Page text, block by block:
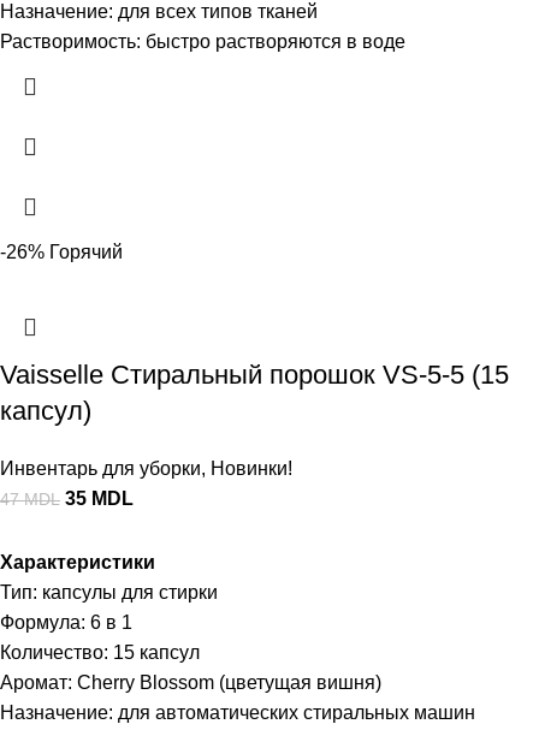
Назначение: для всех типов тканей
Растворимость: быстро растворяются в воде
-26% Горячий
Vaisselle Стиральный порошок VS-5-5 (15
капсул)
Инвентарь для уборки, Новинки!
47MDL 35 MDL
Характеристики
Тип: капсулы для стирки
Формула: 6 в 1
Количество: 15 капсул
Аромат: Cherry Blossom (цветущая вишня)
Назначение: для автоматических стиральных машин